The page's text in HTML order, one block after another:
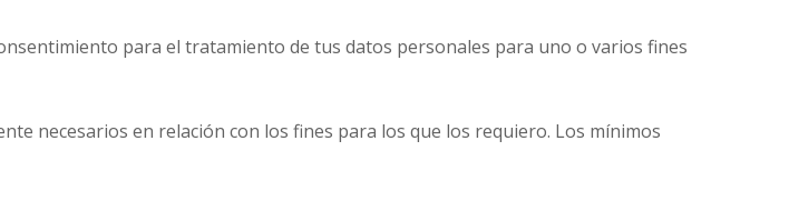
para el tratamiento de tus datos personales para uno o varios fines
necesarios en relación con los fines para los que los requiero. Los mínimos